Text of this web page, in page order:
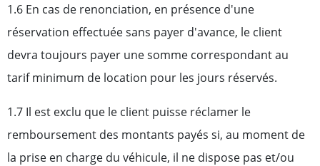
1.6 En cas de renonciation, en présence d'une
réservation effectuée sans payer d'avance, le client
devra toujours payer une somme correspondant au
tarif minimum de location pour les jours réservés.
1.7 Il est exclu que le client puisse réclamer le
remboursement des montants payés si, au moment de
la prise en charge du véhicule, il ne dispose pas et/ou